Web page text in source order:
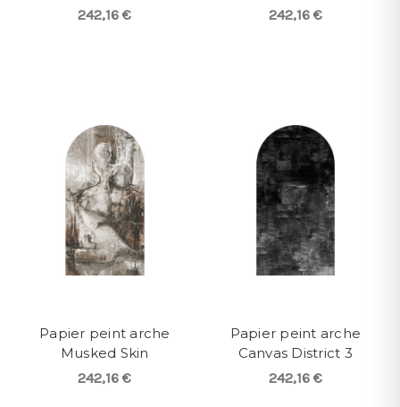
242,16 €
242,16 €
Papier peint arche
Musked Skin
242,16 €
Papier peint arche
Canvas District 3
242,16 €